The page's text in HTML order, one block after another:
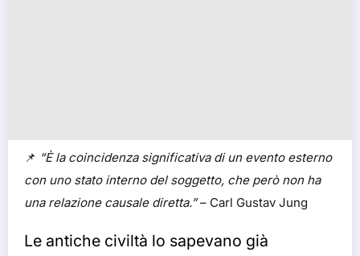
📌 “È la coincidenza significativa di un evento esterno
con uno stato interno del soggetto, che però non ha
una relazione causale diretta.”– Carl Gustav Jung
Le antiche civiltà lo sapevano già